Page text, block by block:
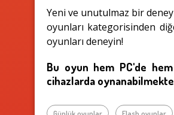
Yeni ve unutulmaz bir
oyunları kategorisinden
oyunları deneyin!
Bu oyun hem PC'de
cihazlarda
Günlük oyunlar Flash oyunlar